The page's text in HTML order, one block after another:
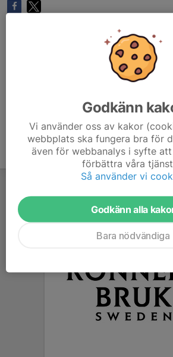
Godkänn
Vi använder oss av kakor
webbplats ska fungera bra för
även för webbanalys i syfte
förbättra våra
Så använder vi
Godkänn alla
Bara nödvändiga